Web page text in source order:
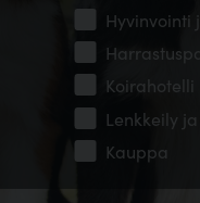
Hyvinvointi
Koirahotelli
Lenkkeily
Kauppa